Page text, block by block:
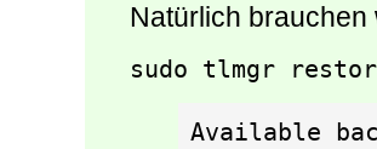
Natürlich brauchen
sudo tlmgr
Available